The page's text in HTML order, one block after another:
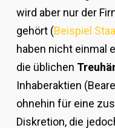
wird aber nur der
gehört (Beispiel
haben nicht einmal
die üblichen
Inhaberaktien
ohnehin für eine
Diskretion, die